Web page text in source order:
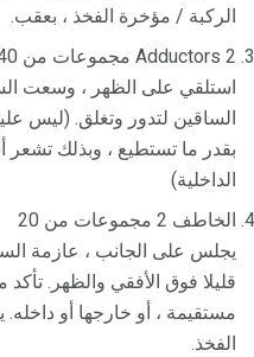
الركبة / مؤخرة الفخذ ، بعقب.
Adductors 2 مجموعات من 40
استلقي على الظهر ، وسعت
الساقين لتدور وتغلق. (ليس
بقدر ما تستطيع ، وبذلك تشعر
الداخلية)
الخاطف 2 مجموعات من 20
يجلس على الجانب ، عازمة
قليلا فوق الأفقي والظهر.
مستقيمة ، أو خارجها أو
الفخذ.